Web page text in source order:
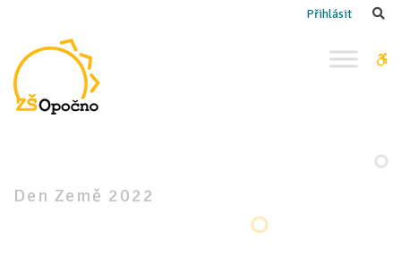
Země
2022
Přihlásit
Den Země 2022